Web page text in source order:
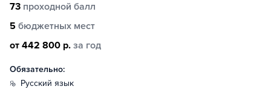
73 проходной балл
5 бюджетных мест
от 442 800 р. за год
Обязательно:
русский язык